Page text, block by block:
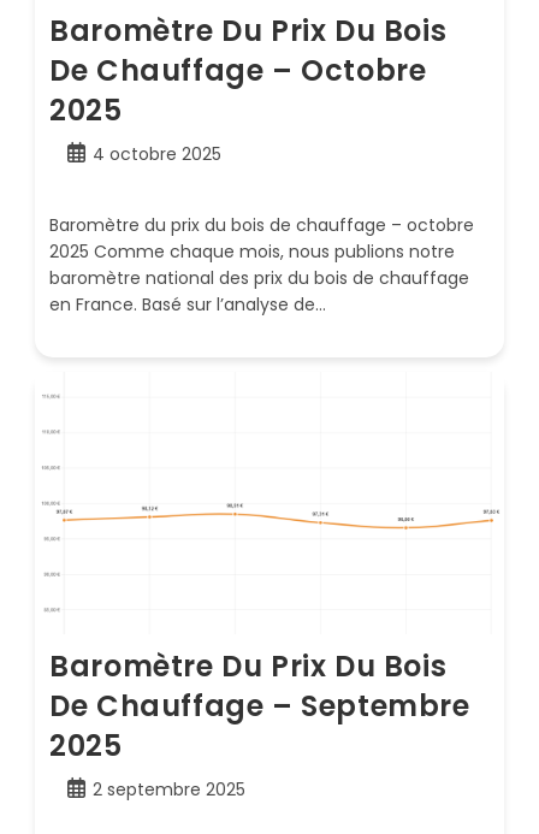
Baromètre Du Prix Du Bois
De Chauffage – Octobre
2025
Publication
4 octobre 2025
Baromètre du prix du bois de chauffage – octobre
2025 Comme chaque mois, nous publions notre
baromètre national des prix du bois de chauffage
en France. Basé sur l’analyse de…
Baromètre Du Prix Du Bois
De Chauffage – Septembre
2025
Publication
2 septembre 2025